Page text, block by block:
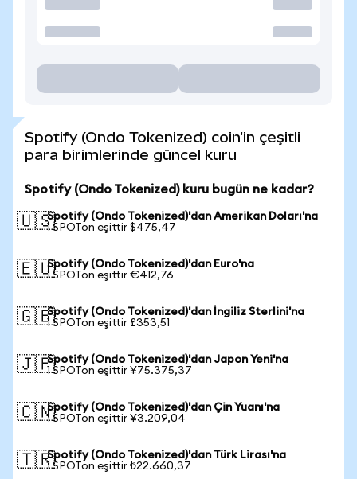
Spotify (Ondo Tokenized) coin'in çeşitli
para birimlerinde güncel kuru
Spotify (Ondo Tokenized) kuru bugün ne kadar?
🇺🇸Spotify (Ondo Tokenized)'dan Amerikan Doları'na
1 SPOTon eşittir $475,47
🇪🇺Spotify (Ondo Tokenized)'dan Euro'na
1 SPOTon eşittir €412,76
🇬🇧Spotify (Ondo Tokenized)'dan İngiliz Sterlini'na
1 SPOTon eşittir £353,51
🇯🇵Spotify (Ondo Tokenized)'dan Japon Yeni'na
1 SPOTon eşittir ¥75.375,37
🇨🇳Spotify (Ondo Tokenized)'dan Çin Yuanı'na
1 SPOTon eşittir ¥3.209,04
🇹🇷Spotify (Ondo Tokenized)'dan Türk Lirası'na
1 SPOTon eşittir ₺22.660,37